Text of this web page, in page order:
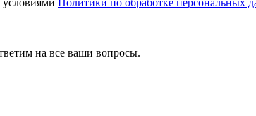
условиями Политики по обработке персональных
на все ваши вопросы.